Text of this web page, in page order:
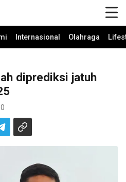
Internasional Olahraga
diprediksi jatuh